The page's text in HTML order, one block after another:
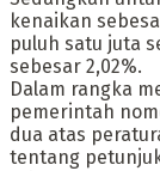
kenaikan
puluh satu juta
sebesar 2,02%.
Dalam rangka
pemerintah
dua atas
tentang